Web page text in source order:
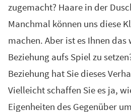
zugemacht? Haare in der
Manchmal können uns diese
machen. Aber ist es Ihnen
Beziehung aufs Spiel zu
Beziehung hat Sie dieses
Vielleicht schaffen Sie es ja,
Eigenheiten des Gegenüber